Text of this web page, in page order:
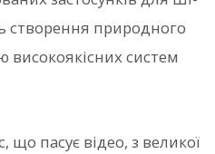
створення природного
систем
пасує відео, з великої